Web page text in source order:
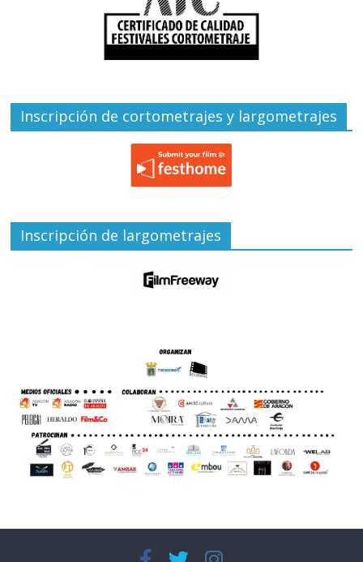
Inscripción de cortometrajes y largometrajes
Inscripción de largometrajes